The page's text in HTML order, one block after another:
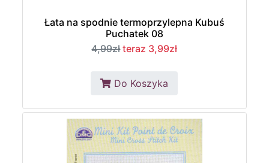
Łata na spodnie termoprzylepna Kubuś
Puchatek 08
4,99zł teraz 3,99zł
Do Koszyka